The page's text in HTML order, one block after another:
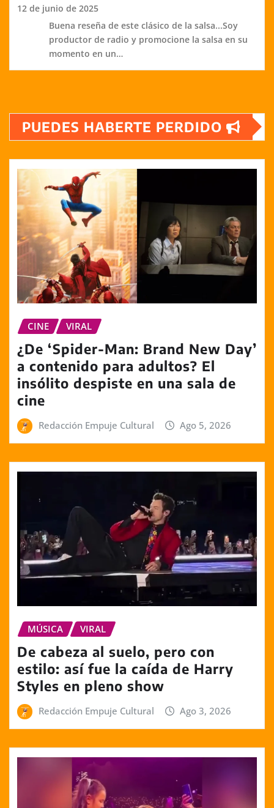
12 de junio de 2025
Buena reseña de este clásico de la salsa...Soy
productor de radio y promocione la salsa en su
momento en un…
PUEDES HABERTE PERDIDO
CINE VIRAL
¿De ‘Spider-Man: Brand New Day’
a contenido para adultos? El
insólito despiste en una sala de
cine
Redacción Empuje Cultural Ago 5, 2026
MÚSICA VIRAL
De cabeza al suelo, pero con
estilo: así fue la caída de Harry
Styles en pleno show
Redacción Empuje Cultural Ago 3, 2026